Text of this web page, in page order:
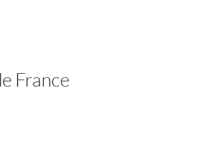
France